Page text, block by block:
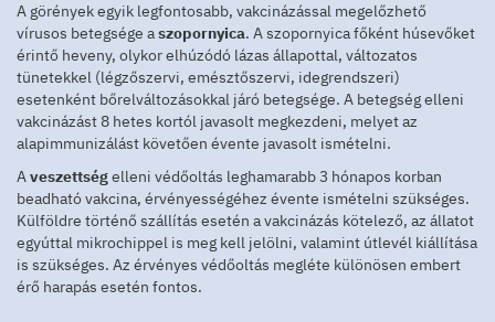
A görények egyik legfontosabb, vakcinázással megelőzhető
vírusos betegsége aszopornyica. A szopornyica főként húsevőket
érintő heveny, olykor elhúzódó lázas állapottal, változatos
tünetekkel (légzőszervi, emésztőszervi, idegrendszeri)
esetenként bőrelváltozásokkal járó betegsége. A betegség elleni
vakcinázást 8 hetes kortól javasolt megkezdeni, melyet az
alapimmunizálást követően évente javasolt ismételni.
Aveszettségelleni védőoltás leghamarabb 3 hónapos korban
beadható vakcina, érvényességéhez évente ismételni szükséges.
Külföldre történő szállítás esetén a vakcinázás kötelező, az állatot
egyúttal mikrochippel is meg kell jelölni, valamint útlevél kiállítása
is szükséges. Az érvényes védőoltás megléte különösen embert
érő harapás esetén fontos.